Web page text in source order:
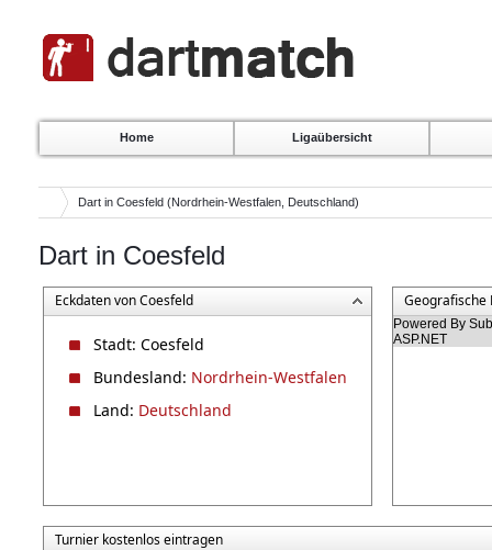
Home Ligaübersicht
Dart in Coesfeld (Nordrhein-Westfalen, Deutschland)
Dart in Coesfeld
Eckdaten von Coesfeld
Stadt: Coesfeld
Bundesland: Nordrhein-Westfalen
Land: Deutschland
Geografische
Powered By
ASP.NET
Turnier kostenlos eintragen